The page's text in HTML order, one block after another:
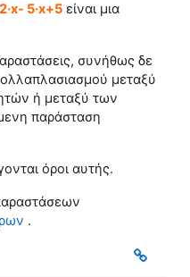
2·x- 5·x+5είναι μια
συνήθως δε
μεταξύ
ή μεταξύ των
παράσταση
όροι αυτής.
.